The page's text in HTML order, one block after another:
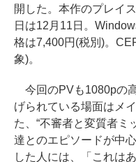
開した。本作のプレイ
日は12月11日。
格は7,400円(税別)。
象)。
今回のPVも1080pの
げられている場面はメ
た、“不審者と変質者ミ
達とのエピソードが中
した人には、「これは